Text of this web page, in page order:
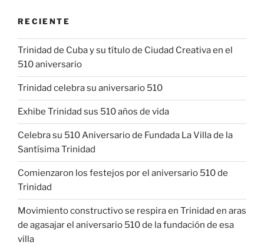
RECIENTE
Trinidad de Cuba y su título de Ciudad Creativa en el
510 aniversario
Trinidad celebra su aniversario 510
Exhibe Trinidad sus 510 años de vida
Celebra su 510 Aniversario de Fundada La Villa de la
Santísima Trinidad
Comienzaron los festejos por el aniversario 510 de
Trinidad
Movimiento constructivo se respira en Trinidad en aras
de agasajar el aniversario 510 de la fundación de esa
villa